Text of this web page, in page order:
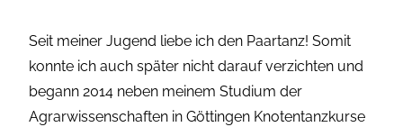
Seit meiner Jugend liebe ich den Paartanz! Somit
konnte ich auch später nicht darauf verzichten und
begann 2014 neben meinem Studium der
Agrarwissenschaften in Göttingen Knotentanzkurse